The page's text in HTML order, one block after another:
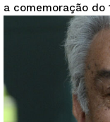
a comemoração do